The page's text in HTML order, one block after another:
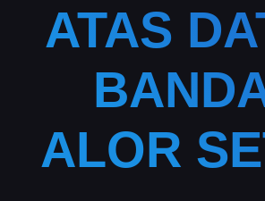
ATAS
ALOR